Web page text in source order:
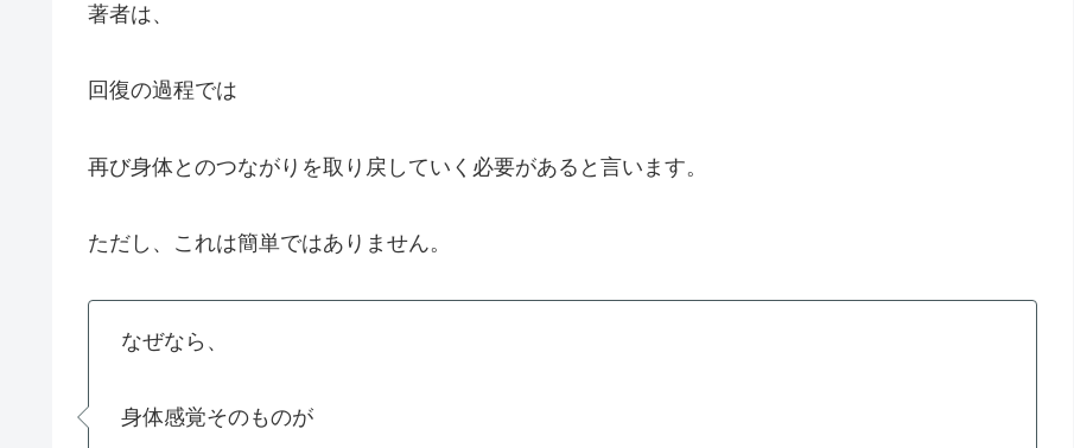
著者は、
回復の過程では
再び身体とのつながりを取り戻していく必要があると言います。
ただし、これは簡単ではありません。
なぜなら、
身体感覚そのものが